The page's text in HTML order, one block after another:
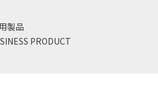
PRODUCT
製品